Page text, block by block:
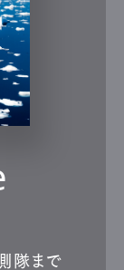
隊まで